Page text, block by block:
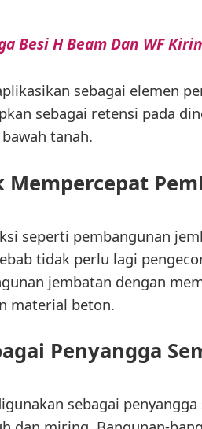
Besi H Beam Dan WF
sebagai elemen
sebagai retensi pada
tanah.
Mempercepat
seperti pembangunan
tidak perlu lagi
jembatan dengan
material beton.
Penyangga
sebagai